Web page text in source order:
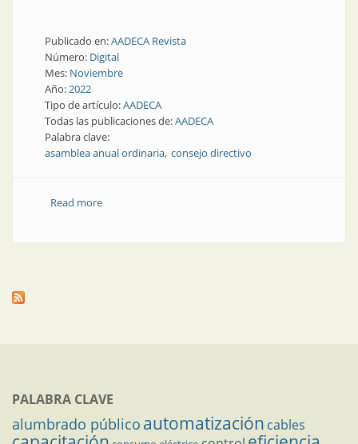
Publicado en:AADECA Revista
Número: Digital
Mes: Noviembre
Año:2022
Tipo de artículo:AADECA
Todas las publicaciones de:AADECA
Palabra clave:
asamblea anual ordinaria consejo directivo
Read moreabout Convocatoria a Asamblea Anual Ordinaria de
PALABRA CLAVE
alumbrado público automatización cables